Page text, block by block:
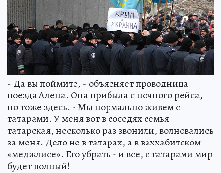
- Да вы поймите, - объясняет проводница
поезда Алена. Она прибыла с ночного рейса,
но тоже здесь. - Мы нормально живем с
татарами. У меня вот в соседях семья
татарская, несколько раз звонили, волновались
за меня. Дело не в татарах, а в ваххабитском
«меджлисе». Его убрать - и все, с татарами мир
будет полный!